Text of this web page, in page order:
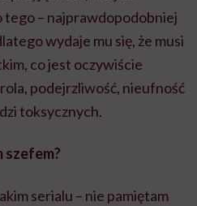
tego – najprawdopodobniej
wydaje mu się, że musi
co jest oczywiście
podejrzliwość, nieufność
toksycznych.
szefem?
serialu – nie pamiętam